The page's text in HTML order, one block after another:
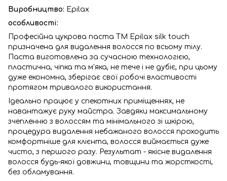
Виробництво: Epilax
особливості:
Професійна цукрова паста ТМ Epilax silk touch
призначена для видалення волосся по всьому тілу.
Паста виготовлена за сучасною технологією,
пластична, чіпка та м'яка, не тече і не дубіє, при цьому
дуже економна, зберігає свої робочі властивості
протягом тривалого використання.
Ідеально працює у спекотних приміщеннях, не
навантажує руку майстра. Завдяки максимальному
зчепленню з волоссям та мінімального зі шкірою,
процедура видалення небажаного волосся проходить
комфортніше для клієнта, волосся виймається дуже
чисто, з першого разу. Результат - якісне видалення
волосся будь-якої довжини, товщини та жорсткості,
без обламування.